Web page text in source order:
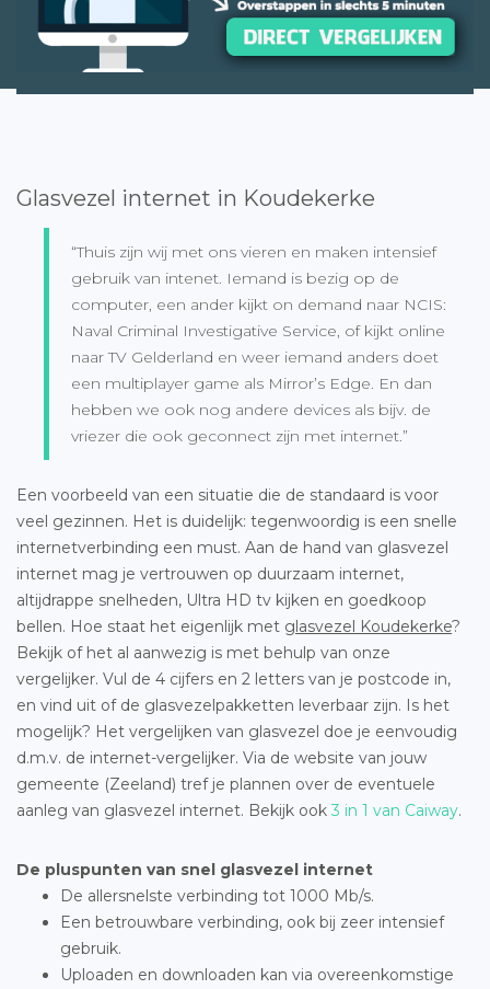
Glasvezel internet in Koudekerke
“Thuis zijn wij met ons vieren en maken intensief
gebruik van intenet. Iemand is bezig op de
computer, een ander kijkt on demand naar NCIS:
Naval Criminal Investigative Service, of kijkt online
naar TV Gelderland en weer iemand anders doet
een multiplayer game als Mirror’s Edge. En dan
hebben we ook nog andere devices als bijv. de
vriezer die ook geconnect zijn met internet.”
Een voorbeeld van een situatie die de standaard is voor
veel gezinnen. Het is duidelijk: tegenwoordig is een snelle
internetverbinding een must. Aan de hand van glasvezel
internet mag je vertrouwen op duurzaam internet,
altijdrappe snelheden, Ultra HD tv kijken en goedkoop
bellen. Hoe staat het eigenlijk met glasvezel Koudekerke?
Bekijk of het al aanwezig is met behulp van onze
vergelijker. Vul de 4 cijfers en 2 letters van je postcode in,
en vind uit of de glasvezelpakketten leverbaar zijn. Is het
mogelijk? Het vergelijken van glasvezel doe je eenvoudig
d.m.v. de internet-vergelijker. Via de website van jouw
gemeente (Zeeland) tref je plannen over de eventuele
aanleg van glasvezel internet. Bekijk ook 3 in 1 van Caiway.
De pluspunten van snel glasvezel internet
De allersnelste verbinding tot 1000 Mb/s.
Een betrouwbare verbinding, ook bij zeer intensief
gebruik.
Uploaden en downloaden kan via overeenkomstige